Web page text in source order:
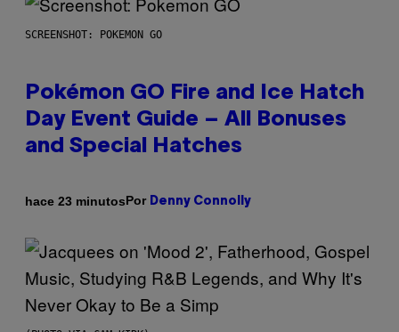
SCREENSHOT: POKEMON GO
Pokémon GO Fire and Ice Hatch
Day Event Guide – All Bonuses
and Special Hatches
hace 23 minutosPor Denny Connolly